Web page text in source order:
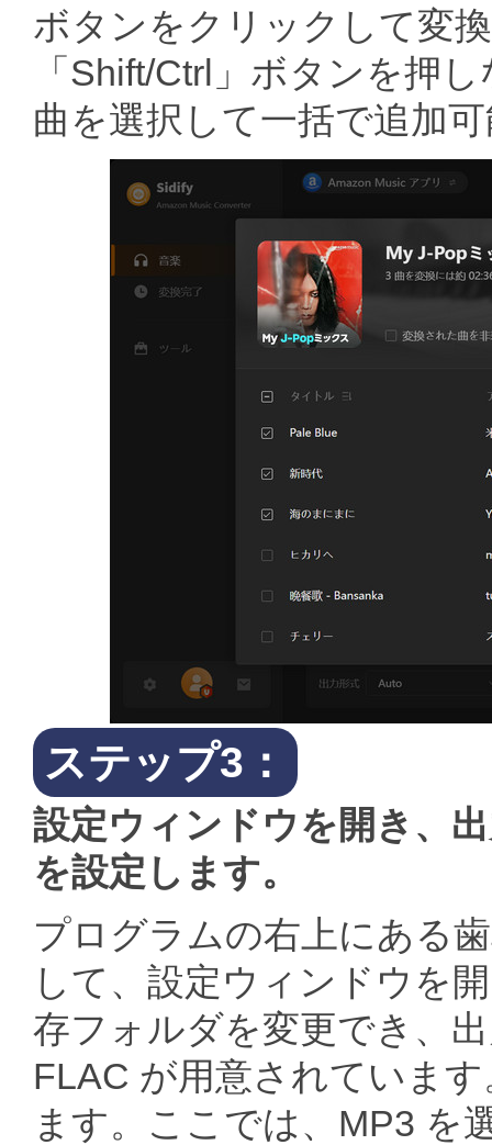
ボタンをクリックして変
「Shift/Ctrl」ボタンを押
曲を選択して一括で追加
ステップ3：
設定ウィンドウを開き、
を設定します。
プログラムの右上にある
して、設定ウィンドウを
存フォルダを変更でき、
FLAC が用意されていま
ます。ここでは、MP3 を